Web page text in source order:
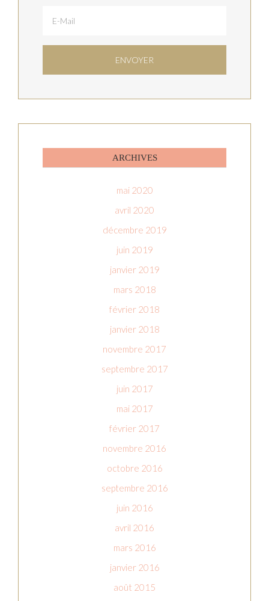
ARCHIVES
mai 2020
avril 2020
décembre 2019
juin 2019
janvier 2019
mars 2018
février 2018
janvier 2018
novembre 2017
septembre 2017
juin 2017
mai 2017
février 2017
novembre 2016
octobre 2016
septembre 2016
juin 2016
avril 2016
mars 2016
janvier 2016
août 2015